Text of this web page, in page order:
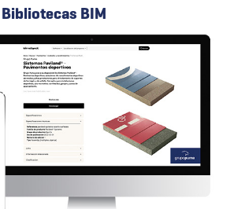
Bibliotecas BIM